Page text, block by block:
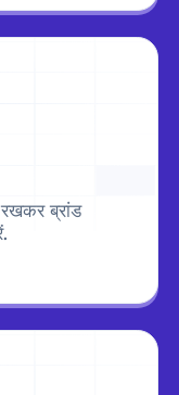
रखकर ब्रांड